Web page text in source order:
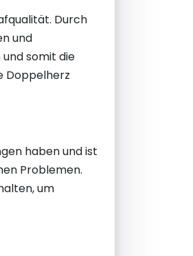
Durch
und
somit die
Doppelherz
haben und ist
Problemen.
um